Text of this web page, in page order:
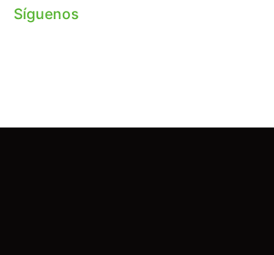
Síguenos